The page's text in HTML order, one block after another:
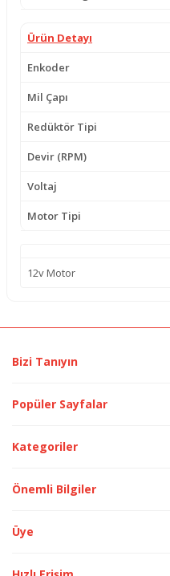
Ürün Detayı
Enkoder
Mil Çapı
Redüktör Tipi
Devir (RPM)
Voltaj
Motor Tipi
12v Motor
Bizi Tanıyın
Popüler Sayfalar
Kategoriler
Önemli Bilgiler
Üye